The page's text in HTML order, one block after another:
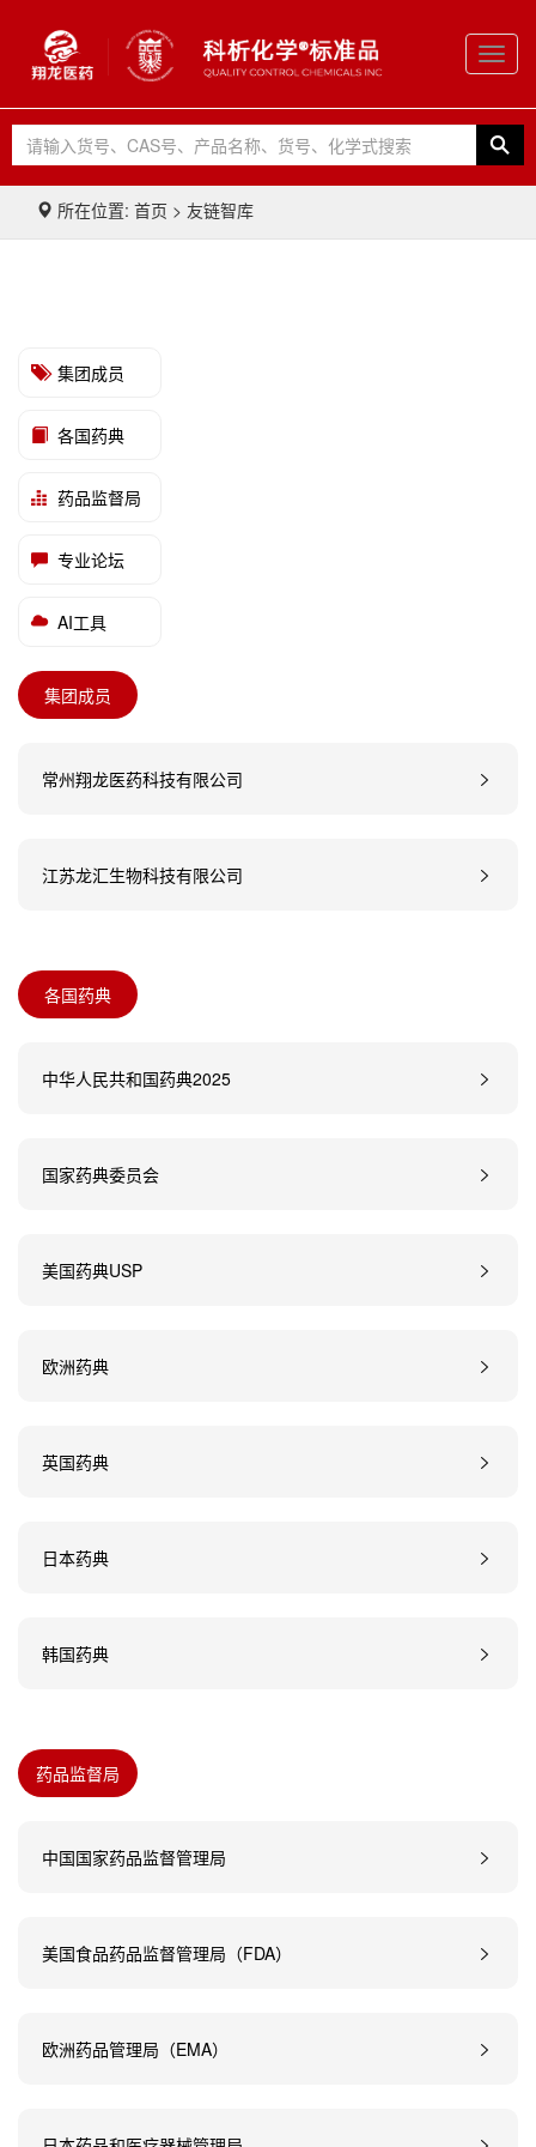
所在位置: 首页 > 友链智库
集团成员
各国药典
药品监督局
专业论坛
AI工具
集团成员
常州翔龙医药科技有限公司
江苏龙汇生物科技有限公司
各国药典
中华人民共和国药典2025
国家药典委员会
美国药典USP
欧洲药典
英国药典
日本药典
韩国药典
药品监督局
中国国家药品监督管理局
美国食品药品监督管理局（FDA）
欧洲药品管理局（EMA）